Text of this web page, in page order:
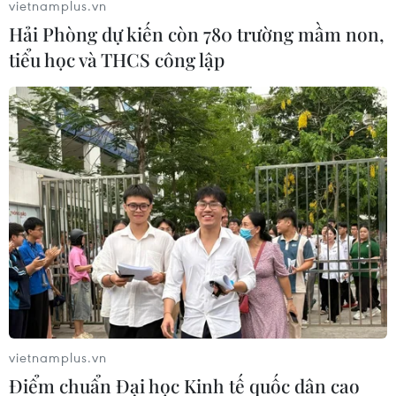
Hình ảnh rừng pơmu tại Đắk Lắk
liên tục bị “thảm sát”
19/05/2020 02:26
Những năm gần đây, tình trạng “thảm sát” rừng pơmu
tại tỉnh Đắk Lắk diễn biến phức tạp, nhiều vụ việc phá
rừng pơmu liên tiếp diễn ra và gầy đây nhất là vụ cưa
hạ 19 cây pơmu xảy ra vào tháng 4/2020.
vietnamplus.vn
Hải Phòng dự kiến còn 780 trường mầm non,
tiểu học và THCS công lập
vietnamplus.vn
Điểm chuẩn Đại học Kinh tế quốc dân cao